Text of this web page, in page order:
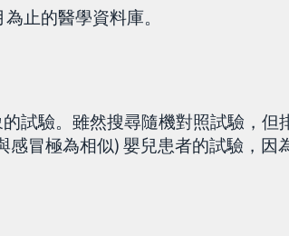
止的醫學資料庫。
試驗。雖然搜尋隨機對照試驗，但
感冒極為相似) 嬰兒患者的試驗，因